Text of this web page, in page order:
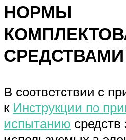
НОРМЫ
В соответствии с
к Инструкции по
испытанию